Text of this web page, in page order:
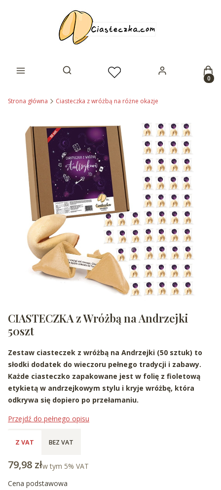
Otwórz wyszukiwarkę
Strona główna Ciasteczka z wróżbą na różne okazje
CIASTECZKA z Wróżbą na Andrzejki
50szt
Zestaw ciasteczek z wróżbą na Andrzejki (50 sztuk) to
słodki dodatek do wieczoru pełnego tradycji i zabawy.
Każde ciasteczko zapakowane jest w folię z fioletową
etykietą w andrzejkowym stylu i kryje wróżbę, która
odkrywa się dopiero po przełamaniu.
Przejdź do pełnego opisu
Z VAT BEZ VAT
Cena
79,98 złw tym 5% VAT
w tym 5% VAT
Cena podstawowa